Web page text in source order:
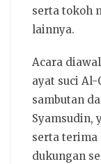
serta tokoh
lainnya.
Acara
ayat suci Al-
sambutan
Syamsudin,
serta terima
dukungan